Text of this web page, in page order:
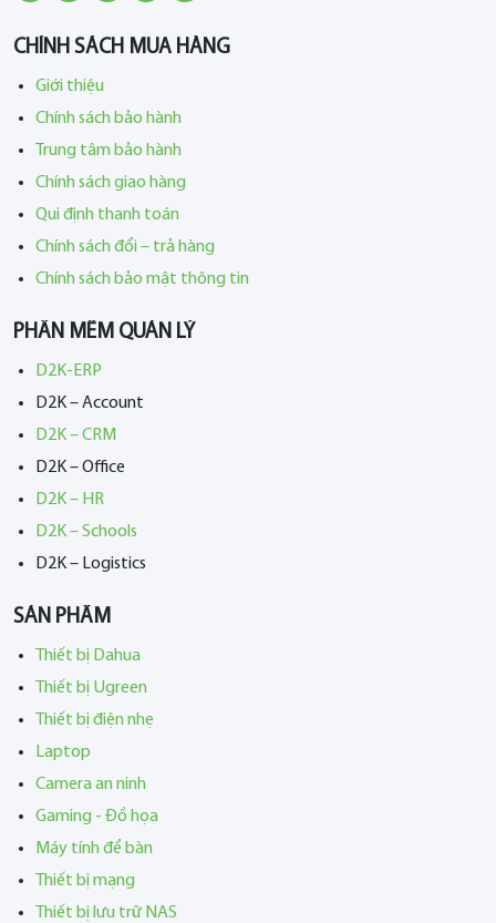
CHÍNH SÁCH MUA HÀNG
Giới thiệu
Chính sách bảo hành
Trung tâm bảo hành
Chính sách giao hàng
Qui định thanh toán
Chính sách đổi – trả hàng
Chính sách bảo mật thông tin
PHẦN MỀM QUẢN LÝ
D2K-ERP
D2K – Account
D2K – CRM
D2K – Office
D2K – HR
D2K – Schools
D2K – Logistics
SẢN PHẨM
Thiết bị Dahua
Thiết bị Ugreen
Thiết bị điện nhẹ
Laptop
Camera an ninh
Gaming - Đồ họa
Máy tính để bàn
Thiết bị mạng
Thiết bị lưu trữ NAS